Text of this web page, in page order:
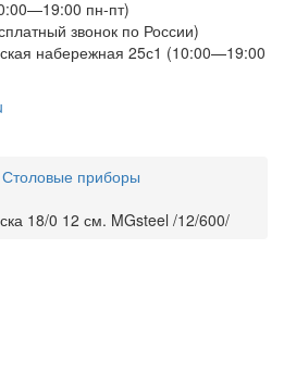
пн-пт)
звонок по России)
набережная 25с1 (10:00—19:00
Столовые приборы
18/0 12 см. MGsteel /12/600/